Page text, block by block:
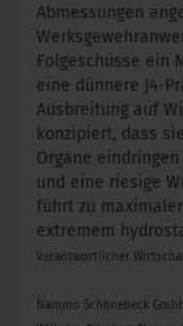
Abmessungen
Folgeschüsse ein
eine dünnere J4-
Ausbreitung auf
konzipiert, dass
Organe
und eine riesige
führt zu
extremem
Verantwortlicher
Nammo Schönebeck GmbH